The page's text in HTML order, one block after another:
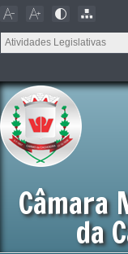
Câmara
da